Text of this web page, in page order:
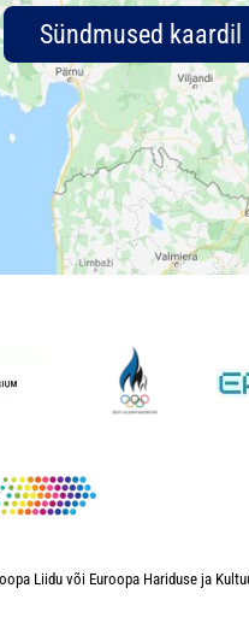
Sündmused kaardil
Liidu või Euroopa Hariduse ja